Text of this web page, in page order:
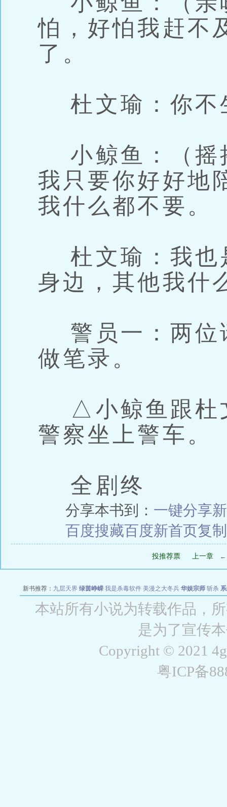
怕，好怕我赶不
了。
杜文瑜：你不
小鲸鱼：（摇
我只要你好好地
我什么都不要。
杜文瑜：我也
身边，其他我什
警员一：两位
做笔录。
△小鲸鱼跟杜
警察坐上警车。
全剧终
分享本书到： 一键分享
百度搜藏百度新首页复
投推荐票 上一章 ←
新书推荐： 九层天界 绿茵峥嵘 我是杀毒软件 美漫之大冬兵 华娱宗师 斩杀
战争天堂 混元道纪 教练万岁 都市全能巨星 绝对交易 全职武神 位面复
本站所有小说为转载作品，
是为了宣传
Copyright © 2021
粤ICP备